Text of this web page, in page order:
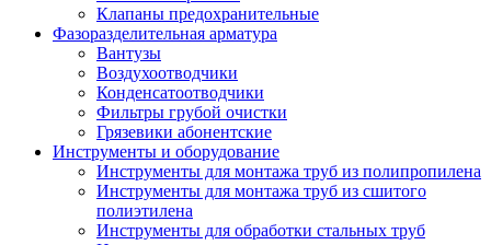
Клапаны предохранительные
Фазоразделительная арматура
Вантузы
Воздухоотводчики
Конденсатоотводчики
Фильтры грубой очистки
Грязевики абонентские
Инструменты и оборудование
Инструменты для монтажа труб из полипропилена
Инструменты для монтажа труб из сшитого
полиэтилена
Инструменты для обработки стальных труб